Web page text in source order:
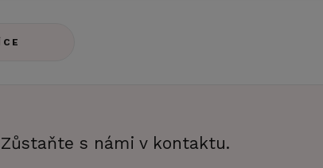
Zůstaňte s námi v kontaktu.